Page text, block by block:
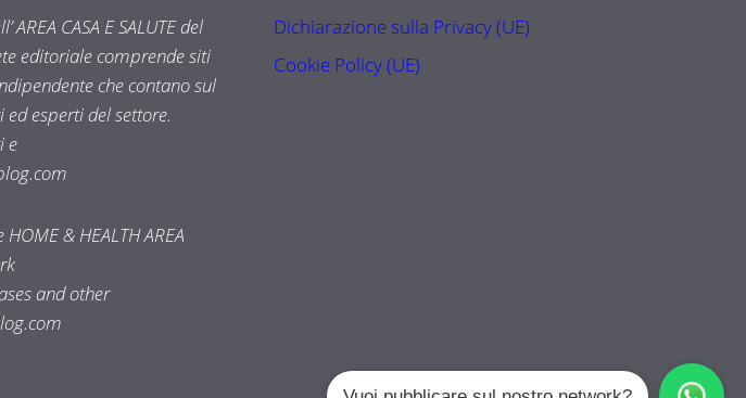
CASA E SALUTE del
editoriale comprende siti
che contano sul
esperti del settore.
e
& HEALTH AREA
and other
Dichiarazione sulla Privacy (UE)
Cookie Policy (UE)